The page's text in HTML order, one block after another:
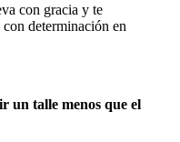
con gracia y te
determinación en
un talle menos que el